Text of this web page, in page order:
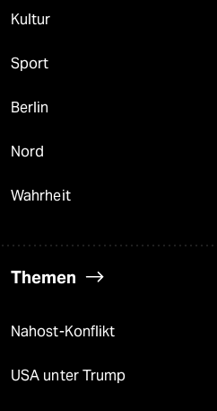
Kultur
Sport
Berlin
Nord
Wahrheit
Themen
Nahost-Konflikt
USA unter Trump